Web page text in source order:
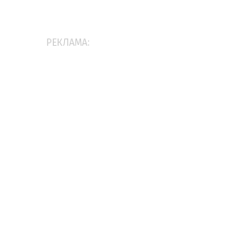
РЕКЛАМА: